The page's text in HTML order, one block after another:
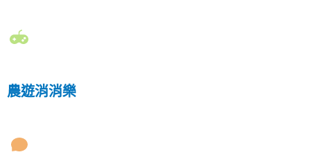
農遊消消樂